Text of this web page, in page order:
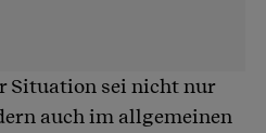
Situation sei nicht nur
auch im allgemeinen